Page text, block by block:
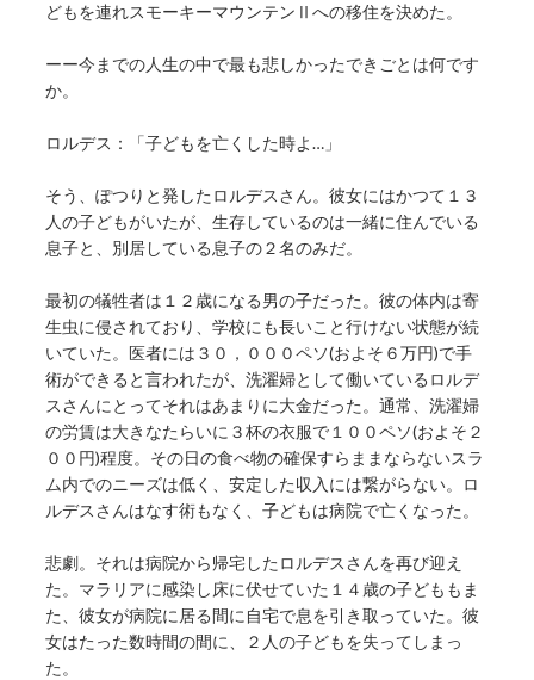
どもを連れスモーキーマウンテンⅡへの移住を決めた。
ーー今までの人生の中で最も悲しかったできごとは何です
か。
ロルデス：「子どもを亡くした時よ…」
そう、ぽつりと発したロルデスさん。彼女にはかつて１３
人の子どもがいたが、生存しているのは一緒に住んでいる
息子と、別居している息子の２名のみだ。
最初の犠牲者は１２歳になる男の子だった。彼の体内は寄
生虫に侵されており、学校にも長いこと行けない状態が続
いていた。医者には３０，０００ペソ(およそ６万円)で手
術ができると言われたが、洗濯婦として働いているロルデ
スさんにとってそれはあまりに大金だった。通常、洗濯婦
の労賃は大きなたらいに３杯の衣服で１００ペソ(およそ２
００円)程度。その日の食べ物の確保すらままならないスラ
ム内でのニーズは低く、安定した収入には繋がらない。ロ
ルデスさんはなす術もなく、子どもは病院で亡くなった。
悲劇。それは病院から帰宅したロルデスさんを再び迎え
た。マラリアに感染し床に伏せていた１４歳の子どももま
た、彼女が病院に居る間に自宅で息を引き取っていた。彼
女はたった数時間の間に、２人の子どもを失ってしまっ
た。